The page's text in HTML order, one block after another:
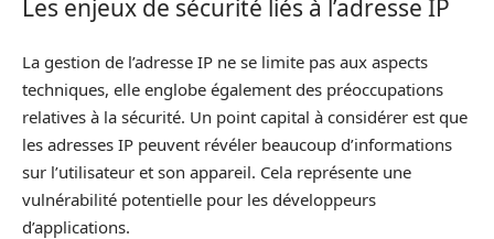
Les enjeux de sécurité liés à l’adresse IP
La gestion de l’adresse IP ne se limite pas aux aspects
techniques, elle englobe également des préoccupations
relatives à la sécurité. Un point capital à considérer est que
les adresses IP peuvent révéler beaucoup d’informations
sur l’utilisateur et son appareil. Cela représente une
vulnérabilité potentielle pour les développeurs
d’applications.